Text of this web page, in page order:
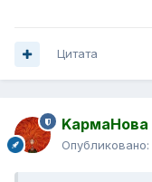
Цитата
KармаНова
Опубликовано: